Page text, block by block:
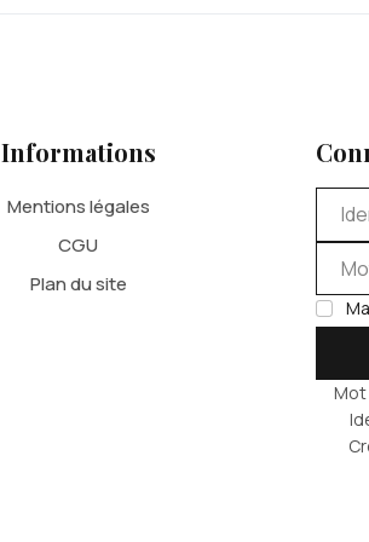
Informations
Mentions légales
CGU
Plan du site
Mot